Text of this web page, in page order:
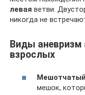
левая ветви.
никогда не
Виды аневризм
взрослых
мешок,